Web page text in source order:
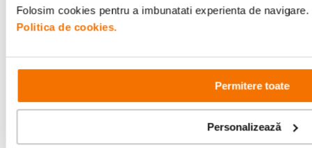
Folosim cookies pentru a imbunatati experienta de
Politica de cookies.
Permitere toate
Personalizează
Comenzi si livrare
Suport